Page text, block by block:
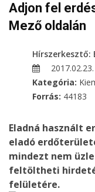
Adjon fel
Mező oldalán
Hírszerkesztő:
2017.02.23.
Kategória:
Forrás: 44183
Eladná használt
eladó
mindezt nem
feltöltheti
felületére.